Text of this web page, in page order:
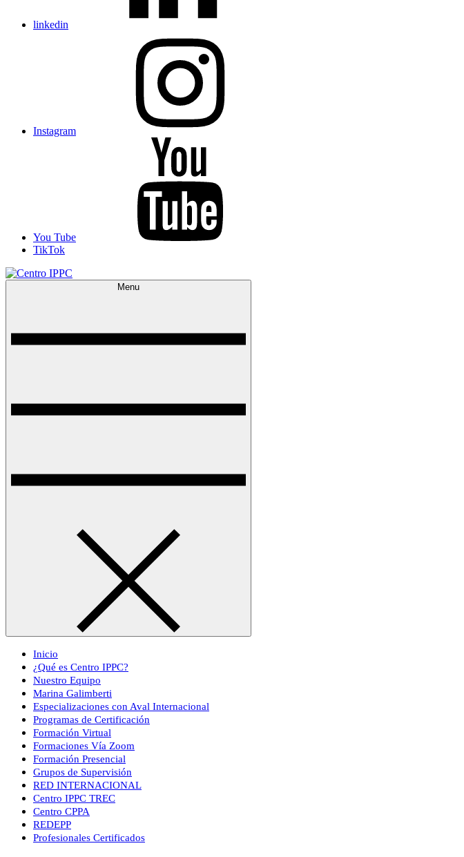
linkedin
Instagram
You Tube
TikTok
Menu
Inicio
¿Qué es Centro IPPC?
Nuestro Equipo
Marina Galimberti
Especializaciones con Aval Internacional
Programas de Certificación
Formación Virtual
Formaciones Vía Zoom
Formación Presencial
Grupos de Supervisión
RED INTERNACIONAL
Centro IPPC TREC
Centro CPPA
REDEPP
Profesionales Certificados